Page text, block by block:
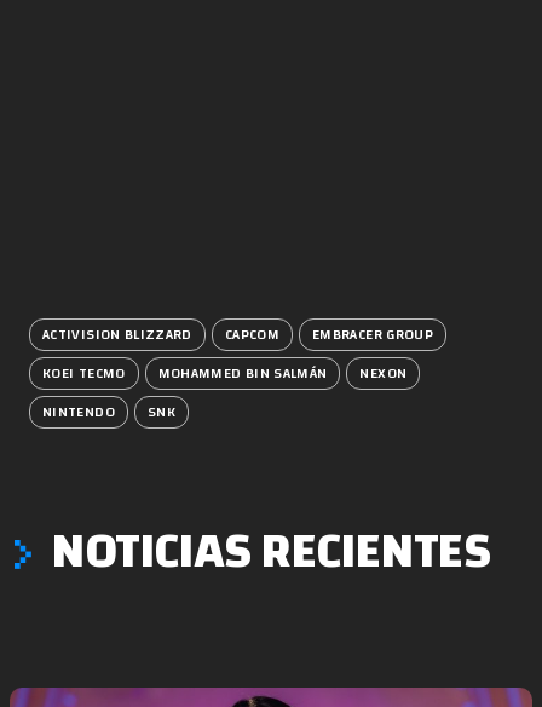
ACTIVISION BLIZZARD CAPCOM
EMBRACER GROUP
KOEI TECMO
MOHAMMED BIN SALMÁN
NEXON
NINTENDO
SNK
NOTICIAS RECIENTES